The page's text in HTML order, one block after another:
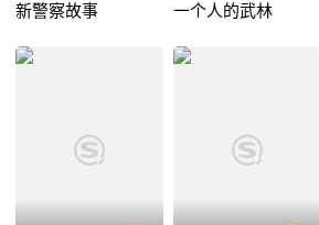
新警察故事 一个人的武林